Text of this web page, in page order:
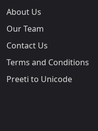
About Us
Our Team
Contact Us
Terms and Conditions
Preeti to Unicode